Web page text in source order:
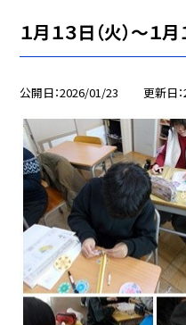
１月１３日（火）～１
公開日 2026/01/23 更新日